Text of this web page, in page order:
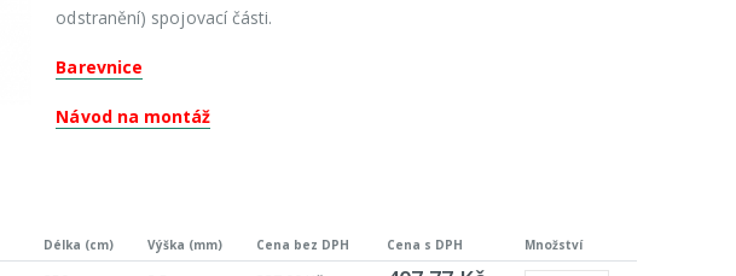
odstranění) spojovací části.
Barevnice
Návod na montáž
Délka (cm) Výška (mm) Cena bez DPH Cena s DPH Množství